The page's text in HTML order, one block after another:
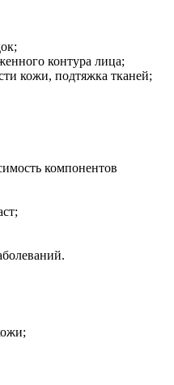
контура лица;
кожи, подтяжка тканей;
компонентов